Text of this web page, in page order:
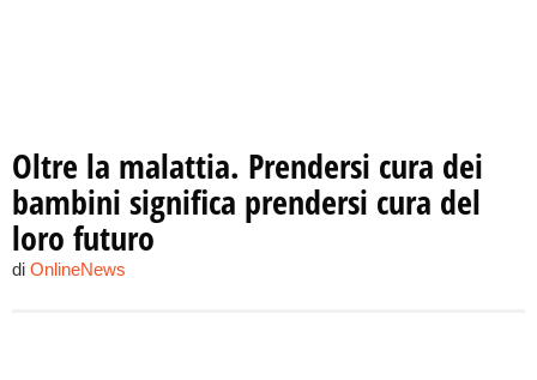
Oltre la malattia. Prendersi cura dei
bambini significa prendersi cura del
loro futuro
di OnlineNews